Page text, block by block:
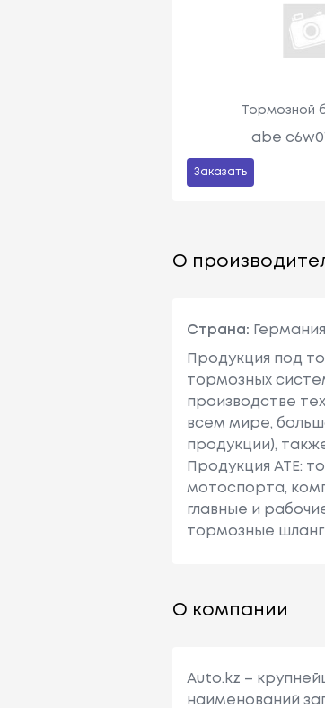
Тормозной
abe
Заказать
О
Страна: Германия
Продукция под
тормозных
производстве
всем мире,
продукции),
Продукция ATE:
мотоспорта,
главные и
тормозные
О компании
Auto.kz –
наименований